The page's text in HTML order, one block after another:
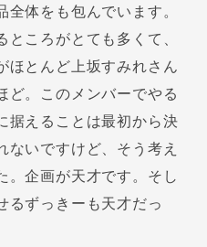
体をも包んでいます。
ころがとても多くて、
ほとんど上坂すみれさん
ど。このメンバーでやる
据えることは最初から決
いですけど、そう考え
。企画が天才です。そし
るずっきーも天才だっ